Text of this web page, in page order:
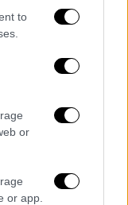
to
or
or app.
20 άτομα
ήπια
εβδομάδας
το στράτευμα
της
και η